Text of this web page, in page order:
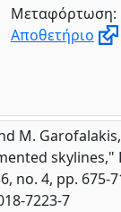
Μεταφόρτωση:
Αποθετήριο
M.
skylines,"
no. 4, pp. 675-
7223-7